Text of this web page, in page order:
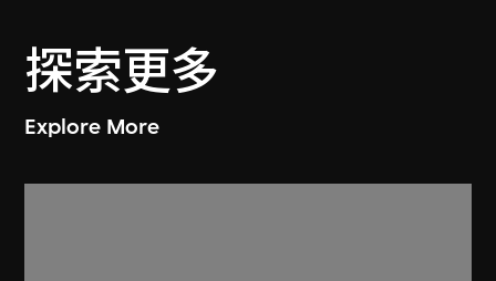
探索更多
Explore More